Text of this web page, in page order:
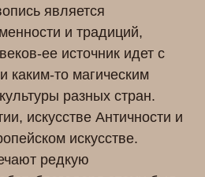
является
и традиций,
ее источник идет с
каким-то магическим
разных стран.
искусстве Античности и
искусстве.
редкую